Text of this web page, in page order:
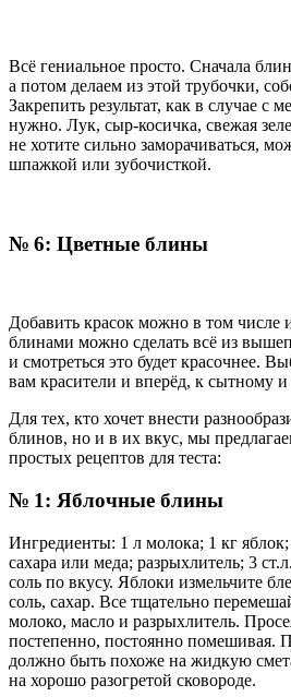
Всё гениальное просто. Сначала
а потом делаем из этой трубочки,
Закрепить результат, как в случае
нужно. Лук, сыр-косичка, свежая
не хотите сильно заморачиваться,
шпажкой или зубочисткой.
№ 6: Цветные блины
Добавить красок можно в том числе
блинами можно сделать всё из
и смотреться это будет красочнее.
вам красители и вперёд, к сытному
Для тех, кто хочет внести
блинов, но и в их вкус, мы
простых рецептов для теста:
№ 1: Яблочные блины
Ингредиенты: 1 л молока; 1 кг
сахара или меда; разрыхлитель; 3
соль по вкусу. Яблоки измельчите
соль, сахар. Все тщательно
молоко, масло и разрыхлитель.
постепенно, постоянно помешивая.
должно быть похоже на жидкую
на хорошо разогретой сковороде.